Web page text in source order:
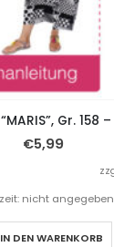
Gr. 158
€5,99
nicht angegeben
IN DEN WARENKORB